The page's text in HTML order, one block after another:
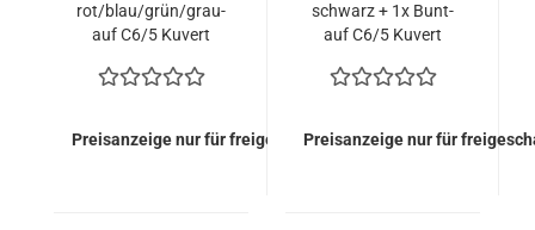
rot/blau/grün/grau-
auf C6/5 Kuvert
122,40 EURO)
Preisanzeige nur für freigeschaltete Kunden
schwarz + 1x Bunt-
auf C6/5 Kuvert
199,60 EURO)
Preisanzeige nur für